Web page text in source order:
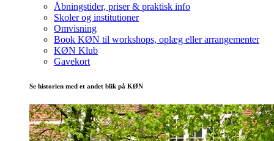
Åbningstider, priser & praktisk info
Skoler og institutioner
Omvisning
Book KØN til workshops, oplæg eller arrangementer
KØN Klub
Gavekort
Se historien med et andet blik på KØN